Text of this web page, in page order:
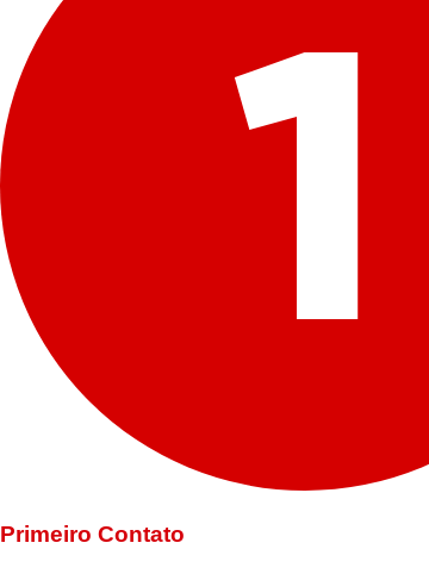
Primeiro Contato